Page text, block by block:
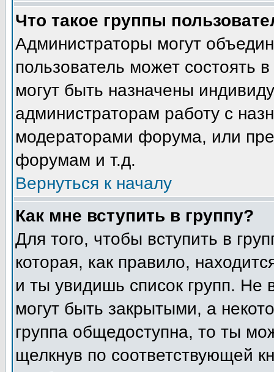
Что такое группы
Администраторы могут
пользователь может состоять
могут быть назначены
администраторам работу с
модераторами форума, или
форумам и т.д.
Вернуться к началу
Как мне вступить в группу?
Для того, чтобы вступить в
которая, как правило,
и ты увидишь список групп. Не
могут быть закрытыми, а
группа общедоступна, то ты
щелкнув по соответствующей